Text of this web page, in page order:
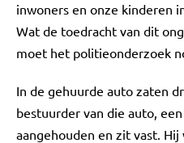
inwoners en onze kinderen
Wat de toedracht van dit
moet het politieonderzoek
In de gehuurde auto zaten
bestuurder van die auto,
aangehouden en zit vast.